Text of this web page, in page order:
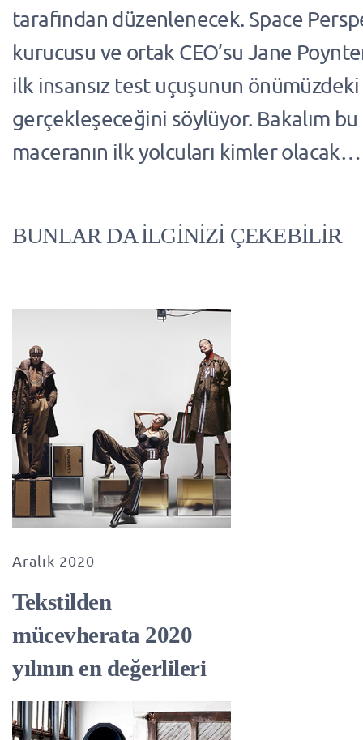
tarafından düzenlenecek. Space
kurucusu ve ortak CEO’su Jane
ilk insansız test uçuşunun önümüzdeki
gerçekleşeceğini söylüyor. Bakalım
maceranın ilk yolcuları kimler olacak…
BUNLAR DA İLGİNİZİ ÇEKEBİLİR
Aralık 2020
Tekstilden
mücevherata 2020
yılının en değerlileri